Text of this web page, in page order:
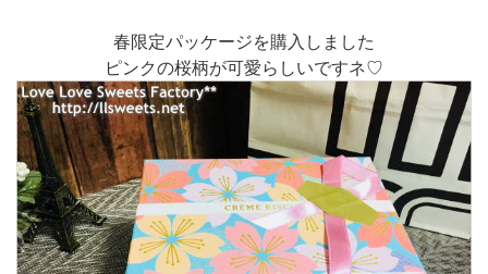
春限定パッケージを購入しました
ピンクの桜柄が可愛らしいですネ♡